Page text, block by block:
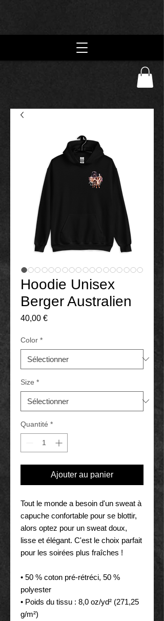
Hoodie Unisex
Berger Australien
40,00 €Prix
Color *
Size *
Quantité *
Ajouter au panier
Tout le monde a besoin d'un sweat à
capuche confortable pour se blottir,
alors optez pour un sweat doux,
lisse et élégant. C'est le choix parfait
pour les soirées plus fraîches !
• 50 % coton pré-rétréci, 50 %
polyester
• Poids du tissu : 8,0 oz/yd² (271,25
g/m²)